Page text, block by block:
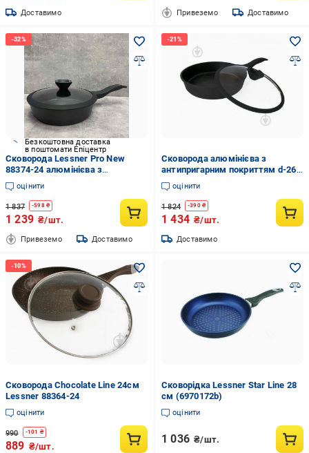
Доставимо Привеземо Доставимо
Безкоштовна доставка
в поштомати Епіцентр
Сковорода Lessner Pro New
88374-24 алюмінієва з
антипригарним покриттям 24 см
оцінити
1 837 -598₴
1 239 ₴/шт.
Привеземо Доставимо
Сковорода алюмінієва з
антипригарним покриттям d-26
см Lessner Black Pro New 88374-
26
оцінити
1 824 -390₴
1 434 ₴/шт.
Доставимо
Сковорода Chocolate Line 24см
Lessner 88364-24
оцінити
990 -101 ₴
889 ₴/шт.
Сковорідка Lessner Star Line 28
см (6970172b)
оцінити
1 036 ₴/шт.